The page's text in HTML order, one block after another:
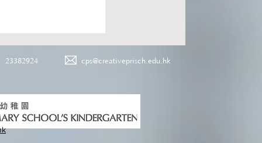
23382924 cps@creativeprisch.edu.hk